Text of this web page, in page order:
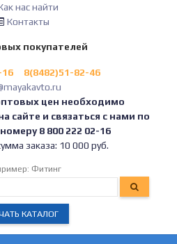
нас найти
Контакты
покупателей
16
8(8482)51-82-46
цен необходимо
сайте и связаться с нами по
8 800 222 02-16
заказа: 10 000 руб.
Фитинг
КАТАЛОГ